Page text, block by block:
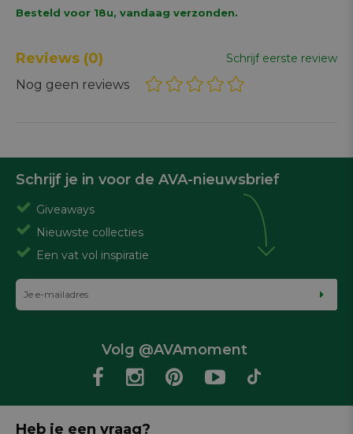
Besteld voor 18u, vandaag verzonden.
Reviews (0) Schrijf eerste review
Nog geen reviews
Schrijf je in voor de AVA-nieuwsbrief
Giveaways
Nieuwste collecties
Een vat vol inspiratie
Volg @AVAmoment
Heb je een vraag?